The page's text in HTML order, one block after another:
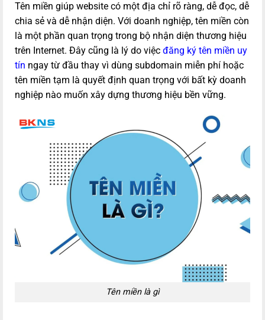
Tên miền giúp website có một địa chỉ rõ ràng, dễ đọc, dễ
chia sẻ và dễ nhận diện. Với doanh nghiệp, tên miền còn
là một phần quan trọng trong bộ nhận diện thương hiệu
trên Internet. Đây cũng là lý do việc đăng ký tên miền uy
tín ngay từ đầu thay vì dùng subdomain miễn phí hoặc
tên miền tạm là quyết định quan trọng với bất kỳ doanh
nghiệp nào muốn xây dựng thương hiệu bền vững.
Tên miền là gì